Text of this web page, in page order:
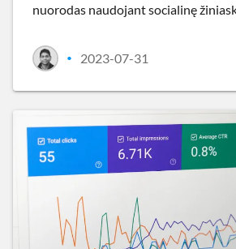
nuorodas naudojant socialinę
• 2023-07-31